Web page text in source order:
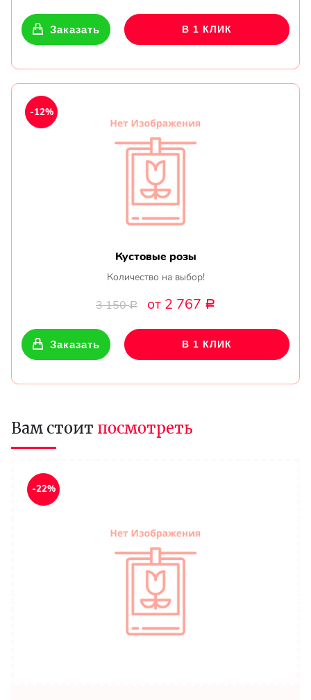
Заказать В 1 КЛИК
Кустовые розы
Количество на выбор!
3 150Р от 2 767 Р
-12%
Заказать В 1 КЛИК
Вам стоит посмотреть
-22%